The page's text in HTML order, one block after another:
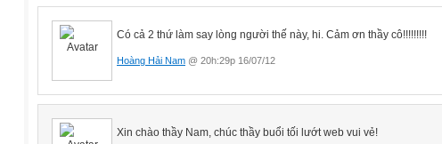
Có cả 2 thứ làm say lòng người thế này, hi. Cảm ơn thầy cô!!!!!!!!!
Hoàng Hải Nam @ 20h:29p 16/07/12
Xin chào thầy Nam, chúc thầy buổi tối lướt web vui vẻ!